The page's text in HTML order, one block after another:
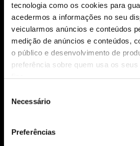
tecnologia como os cookies para
acedermos a informações no seu
veicularmos anúncios e conteúdos
medição de anúncios e conteúdos,
o público e desenvolvimento de
preferência sobre quem usa os seus
fins.
Se permitir, gostaríamos também de:
geográfica as quais podem ter
vários metros
Necessário
Preferências
Informações detalhadas sobre as
disponíveis e como resgatá-las
emwww.thewitcher.com/my-rewards